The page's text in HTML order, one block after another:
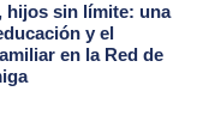
hijos sin límite: una
y el
en la Red de